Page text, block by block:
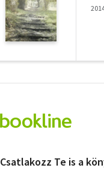
Csatlakozz Te is a